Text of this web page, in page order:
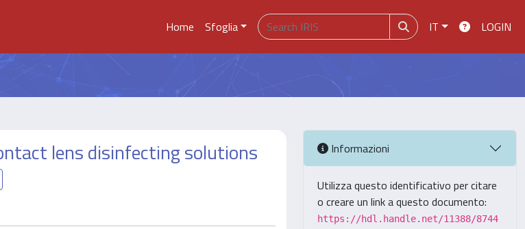
Home Sfoglia IT LOGIN
lens disinfecting solutions Informazioni
Utilizza questo identificativo per citare
o creare un link a questo documento:
https://hdl.handle.net/11388/8744